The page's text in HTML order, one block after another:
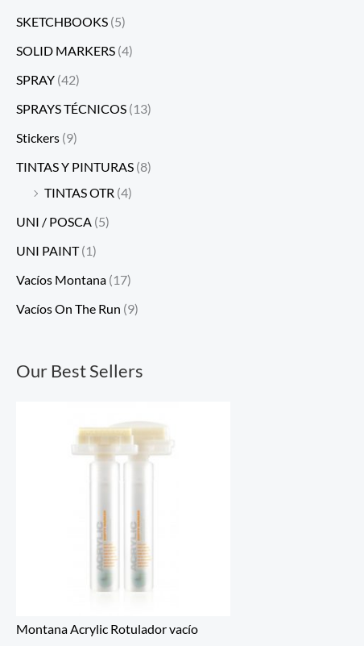
SKETCHBOOKS (5)
SOLID MARKERS (4)
SPRAY (42)
SPRAYS TÉCNICOS (13)
Stickers (9)
TINTAS Y PINTURAS (8)
TINTAS OTR (4)
UNI / POSCA (5)
UNI PAINT (1)
Vacíos Montana (17)
Vacíos On The Run (9)
Our Best Sellers
Montana Acrylic Rotulador vacío